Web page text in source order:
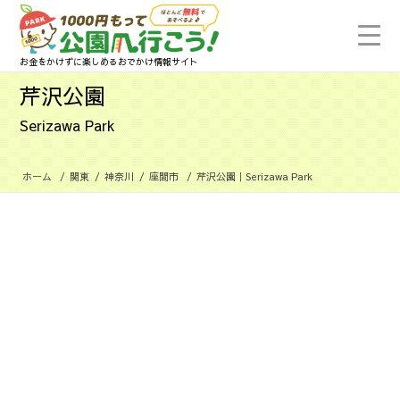
お金をかけずに楽しめるおでかけ情報サイト
芹沢公園
Serizawa Park
ホーム / 関東 / 神奈川 / 座間市 / 芹沢公園｜Serizawa Park